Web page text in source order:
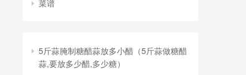
菜谱
5斤蒜腌制糖醋蒜放多小醋（5斤蒜做糖醋
蒜,要放多少醋,多少糖）